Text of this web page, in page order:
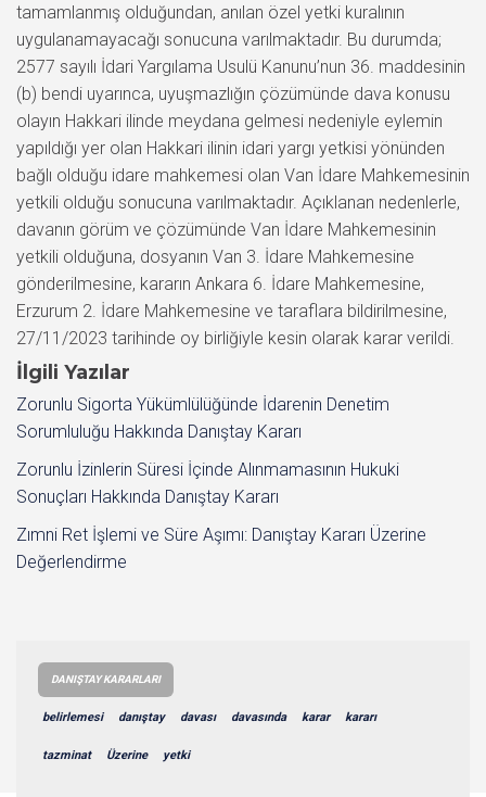
tamamlanmış olduğundan, anılan özel yetki kuralının
uygulanamayacağı sonucuna varılmaktadır. Bu durumda;
2577 sayılı İdari Yargılama Usulü Kanunu’nun 36. maddesinin
(b) bendi uyarınca, uyuşmazlığın çözümünde dava konusu
olayın Hakkari ilinde meydana gelmesi nedeniyle eylemin
yapıldığı yer olan Hakkari ilinin idari yargı yetkisi yönünden
bağlı olduğu idare mahkemesi olan Van İdare Mahkemesinin
yetkili olduğu sonucuna varılmaktadır. Açıklanan nedenlerle,
davanın görüm ve çözümünde Van İdare Mahkemesinin
yetkili olduğuna, dosyanın Van 3. İdare Mahkemesine
gönderilmesine, kararın Ankara 6. İdare Mahkemesine,
Erzurum 2. İdare Mahkemesine ve taraflara bildirilmesine,
27/11/2023 tarihinde oy birliğiyle kesin olarak karar verildi.
İlgili Yazılar
Zorunlu Sigorta Yükümlülüğünde İdarenin Denetim
Sorumluluğu Hakkında Danıştay Kararı
Zorunlu İzinlerin Süresi İçinde Alınmamasının Hukuki
Sonuçları Hakkında Danıştay Kararı
Zımni Ret İşlemi ve Süre Aşımı: Danıştay Kararı Üzerine
Değerlendirme
DANIŞTAY KARARLARI
belirlemesi danıştay davası davasında karar kararı
tazminat Üzerine yetki